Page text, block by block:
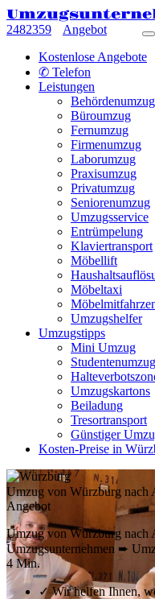
2482359
Angebot
Kostenlose Angebote
✆ Telefon
Leistungen
Behördenumzug
Büroumzug
Fernumzug
Firmenumzug
Laborumzug
Praxisumzug
Privatumzug
Seniorenumzug
Umzugsservice
Entrümpelung
Klaviertransport
Möbellift
Möbeltaxi
Umzugshelfer
Umzugstipps
Mini Umzug
Studentenumzug
Umzugskartons
Beiladung
Tresortransport
Günstiger
Kosten-Preise in
Umzug von Würzburg
Angebot
Umzug von Würzburg nach
Umzugsunternehmen ➨
4 Min.
✓ Wir helfen Ihnen,